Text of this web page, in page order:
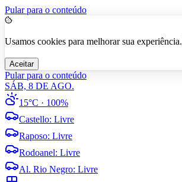
Pular para o conteúdo
Usamos cookies para melhorar sua experiência.
Aceitar
Pular para o conteúdo
SÁB, 8 DE AGO.
15°C · 100%
Castello: Livre
Raposo: Livre
Rodoanel: Livre
Al. Rio Negro: Livre